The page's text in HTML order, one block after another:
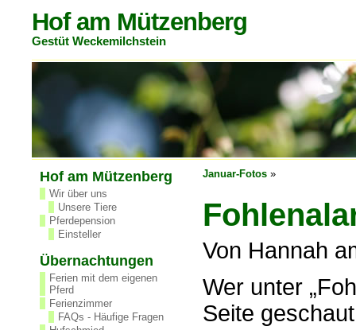
Hof am Mützenberg
Gestüt Weckemilchstein
Hof am Mützenberg
Wir über uns
Unsere Tiere
Pferdepension
Einsteller
Übernachtungen
Ferien mit dem eigenen
Pferd
Ferienzimmer
FAQs - Häufige Fragen
Januar-Fotos »
Von Hannah
Wer unter
Seite